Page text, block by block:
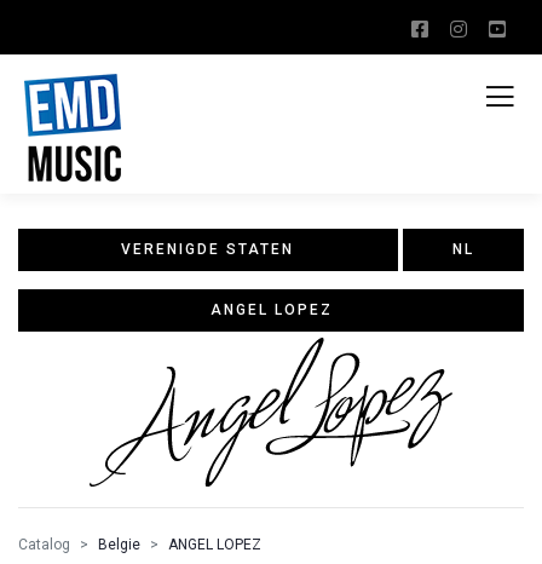
VERENIGDE STATEN NL
ANGEL LOPEZ
Catalog Belgie ANGEL LOPEZ